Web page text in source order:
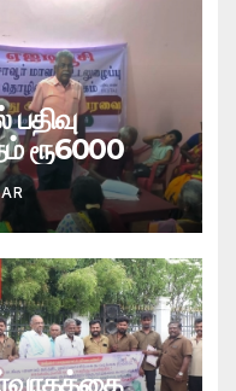
பதிவு
ரூ6000